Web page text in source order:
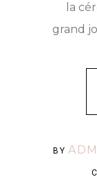
la
grand
BY